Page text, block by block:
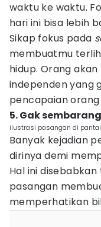
waktu ke waktu.
hari ini bisa lebih
Sikap fokus pada
membuatmu
hidup. Orang
independen yang
pencapaian orang
5. Gak
ilustrasi pasangan di
Banyak kejadian
dirinya demi
Hal ini
pasangan
memperhatikan